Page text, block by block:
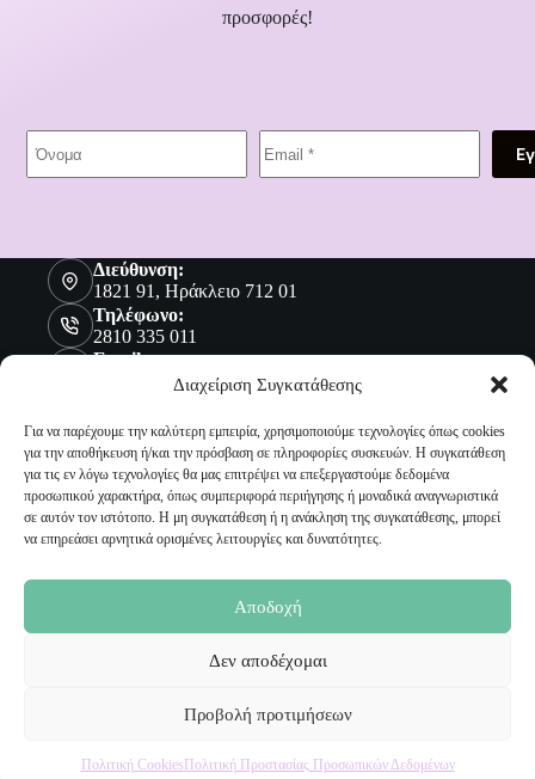
Διαχείριση Συγκατάθεσης
Για να παρέχουμε την καλύτερη εμπειρία, χρησιμοποιούμε τεχνολογίες όπως cookies
για την αποθήκευση ή/και την πρόσβαση σε πληροφορίες συσκευών. Η συγκατάθεση
για τις εν λόγω τεχνολογίες θα μας επιτρέψει να επεξεργαστούμε δεδομένα
προσωπικού χαρακτήρα, όπως συμπεριφορά περιήγησης ή μοναδικά αναγνωριστικά
σε αυτόν τον ιστότοπο. Η μη συγκατάθεση ή η ανάκληση της συγκατάθεσης, μπορεί
να επηρεάσει αρνητικά ορισμένες λειτουργίες και δυνατότητες.
Αποδοχή
Δεν αποδέχομαι
Προβολή προτιμήσεων
Πολιτική Cookies Πολιτική Προστασίας Προσωπικών Δεδομένων
προσφορές!
Διεύθυνση:
1821 91, Ηράκλειο 712 01
Τηλέφωνο:
2810 335 011
Email:
sales@malenashop.gr
Πληροφορίες
Όροι Χρήσης
Πολιτική Προστασίας Προσωπικών Δεδομένων
Αποστολή Προϊόντων
Ο Λογαριασμός μου
Τα Αγαπημένα μου